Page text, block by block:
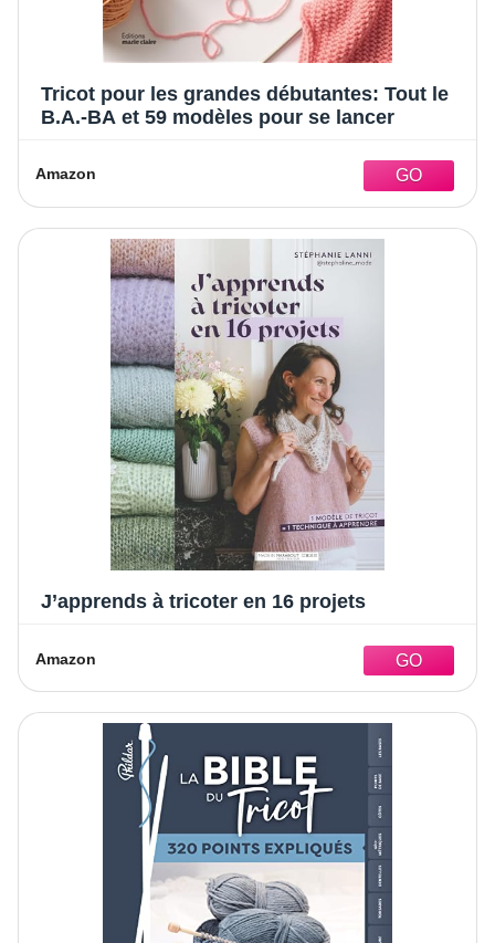
Tricot pour les grandes débutantes: Tout le
B.A.-BA et 59 modèles pour se lancer
Amazon
J’apprends à tricoter en 16 projets
Amazon